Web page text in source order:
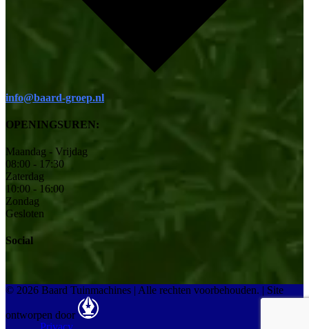
info@baard-groep.nl
OPENINGSUREN:
Maandag - Vrijdag
08:00 - 17:30
Zaterdag
10:00 - 16:00
Zondag
Gesloten
Social
© 2026 Baard Tuinmachines | Alle rechten voorbehouden. | Site
ontworpen door
Privacy